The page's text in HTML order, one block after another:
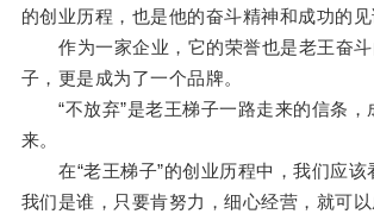
的创业历程，也是他的奋斗精神和成功的见
作为一家企业，它的荣誉也是老王奋斗
子，更是成为了一个品牌。
“不放弃”是老王梯子一路走来的信条，
来。
在“老王梯子”的创业历程中，我们应该
我们是谁，只要肯努力，细心经营，就可